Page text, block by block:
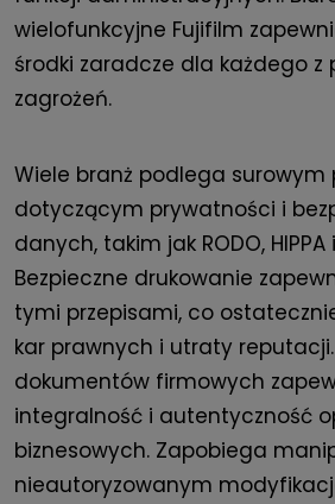
wielofunkcyjne Fujifilm
środki zaradcze dla każdego z
zagrożeń.
Wiele branż podlega surowym
dotyczącym prywatności i
danych, takim jak RODO, HIPPA
Bezpieczne drukowanie
tymi przepisami, co
kar prawnych i utraty
dokumentów firmowych
integralność i autentyczność
biznesowych. Zapobiega
nieautoryzowanym